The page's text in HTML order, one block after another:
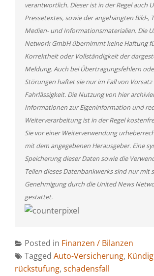
verantwortlich. Dieser ist in der Regel auch
Pressetextes, sowie der angehängten Bild-,
Medien- und Informationsmaterialien. Die
Network GmbH übernimmt keine Haftung
Korrektheit oder Vollständigkeit der
Meldung. Auch bei Übertragungsfehlern
Störungen haftet sie nur im Fall von
Fahrlässigkeit. Die Nutzung von hier
Informationen zur Eigeninformation und
Weiterverarbeitung ist in der Regel
Sie vor einer Weiterverwendung
mit dem angegebenen Herausgeber. Eine
Speicherung dieser Daten sowie die
Teilen dieses Datenbankwerks sind nur mit
Genehmigung durch die United News
gestattet.
Posted in Finanzen / Bilanzen
Tagged Auto-Versicherung,
rückstufung, schadensfall